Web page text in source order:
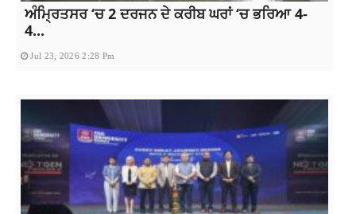
ਅੰਮ੍ਰਿਤਸਰ ‘ਚ 2 ਦਰਜਨ ਦੇ ਕਰੀਬ ਘਰਾਂ ‘ਚ ਭਰਿਆ 4-
4...
Jul 23, 2026 2:28 Pm